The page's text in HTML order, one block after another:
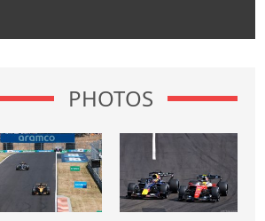
PHOTOS